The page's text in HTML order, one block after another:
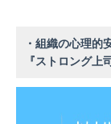
・組織の心理的
『ストロング